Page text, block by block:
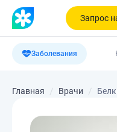
Запрос
Заболевания
Главная Врачи